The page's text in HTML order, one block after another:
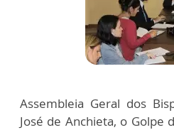
Assembleia Geral dos
José de Anchieta, o Golpe